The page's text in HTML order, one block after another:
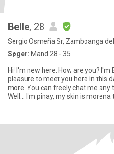
Belle, 28
Sergio Osmeña Sr, Zamboanga
Søger: Mand 28 - 35
Hi! I'm new here. How are you? I'm Belle from Philippines. It's a
pleasure to meet you here in this
more. You can freely chat me any time. A little about